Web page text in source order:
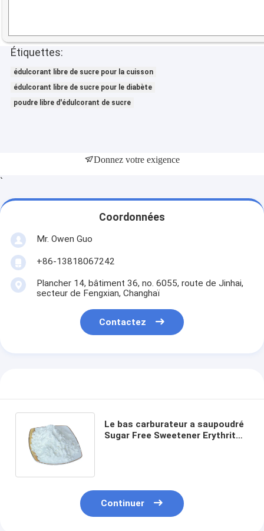
Étiquettes:
édulcorant libre de sucre pour la cuisson
édulcorant libre de sucre pour le diabète
poudre libre d'édulcorant de sucre
Donnez votre exigence
`
Coordonnées
Mr. Owen Guo
+86-13818067242
Plancher 14, bâtiment 36, no. 6055, route de Jinhai,
secteur de Fengxian, Changhaï
Contactez
Le bas carburateur a saupoudré
Sugar Free Sweetener Erythritol
Continuer